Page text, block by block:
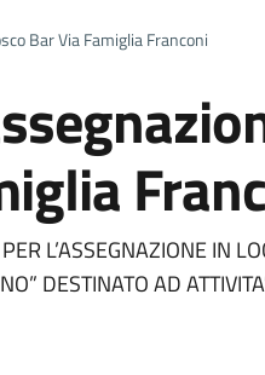
Bar Via Famiglia Franconi
L’ASSEGNAZIONE IN
DESTINATO AD